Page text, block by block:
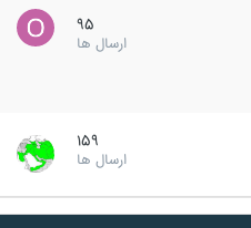
95
ارسال ها
159
ارسال ها